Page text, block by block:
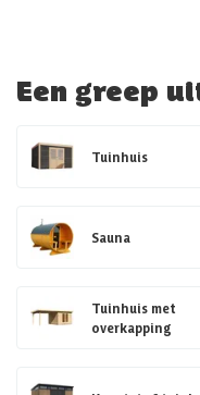
Een greep
Tuinhuis
Sauna
Tuinhuis met
overkapping